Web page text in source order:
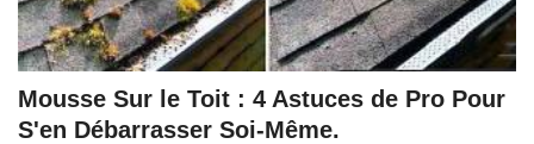
Mousse Sur le Toit : 4 Astuces de Pro Pour
S'en Débarrasser Soi-Même.